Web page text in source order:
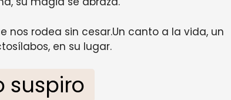
nos rodea sin cesar.Un canto a la vida, un
en su lugar.
suspiro